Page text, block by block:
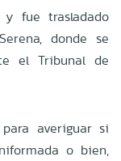
fue trasladado
donde se
el Tribunal de
averiguar si
o bien,